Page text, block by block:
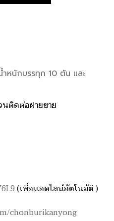
หนักบรรทุก 10 ตัน และ
นติดต่อฝายขาย
(เพื่อเเอดไลน์อัตโนมัติ )
chonburikanyong